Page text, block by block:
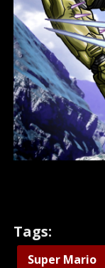
Tags:
Super Mario